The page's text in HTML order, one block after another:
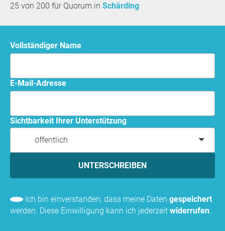
25 von 200 für Quorum in Schärding
Vollständiger Name
E-Mail-Adresse
Sichtbarkeit Ihrer Unterstützung
öffentlich
UNTERSCHREIBEN
Ich bin einverstanden, dass meine Daten gespeichert
werden. Diese Einwilligung kann ich jederzeit widerrufen.